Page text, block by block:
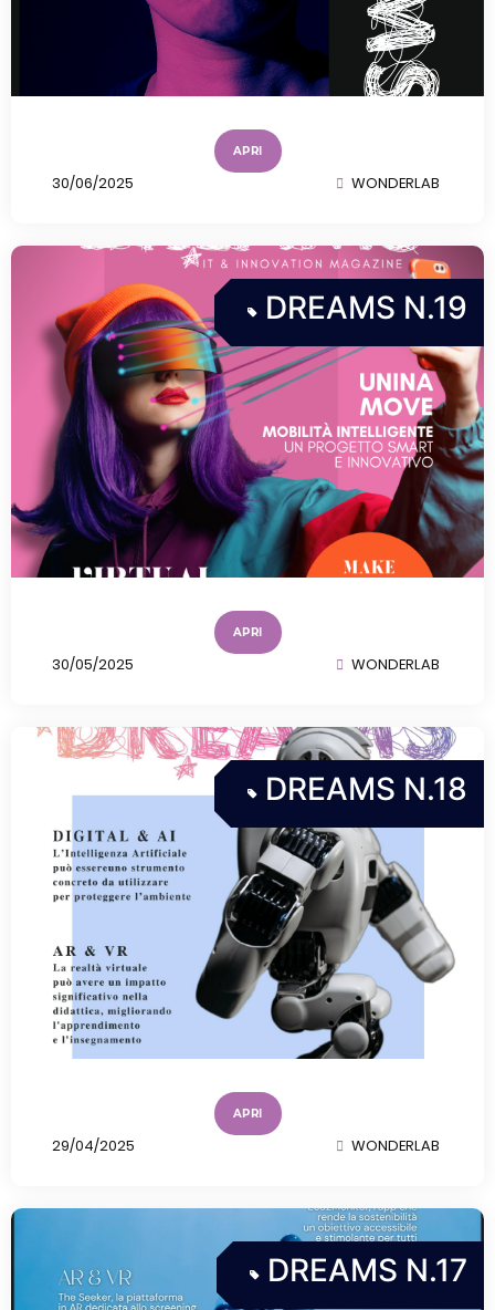
APRI
30/06/2025 WONDERLAB
DREAMS N.19
APRI
30/05/2025 WONDERLAB
DREAMS N.18
APRI
29/04/2025 WONDERLAB
DREAMS N.17